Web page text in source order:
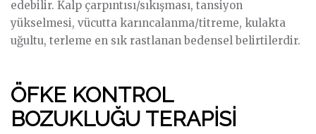
edebilir. Kalp çarpıntısı/sıkışması, tansiyon
yükselmesi, vücutta karıncalanma/titreme, kulakta
uğultu, terleme en sık rastlanan bedensel belirtilerdir.
ÖFKE KONTROL
BOZUKLUĞU TERAPİSİ